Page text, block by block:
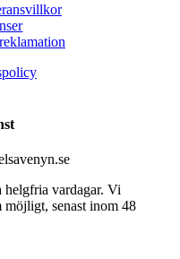
helgfria vardagar. Vi
möjligt, senast inom 48